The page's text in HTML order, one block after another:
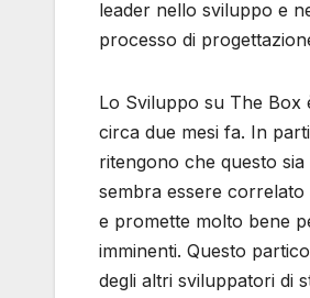
leader nello sviluppo e
processo di
Lo Sviluppo su The Box
circa due mesi fa. In
ritengono che questo
sembra essere correlato
e promette molto bene
imminenti. Questo
degli altri sviluppatori di